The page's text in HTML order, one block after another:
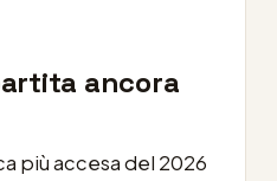
ancora
più accesa del 2026